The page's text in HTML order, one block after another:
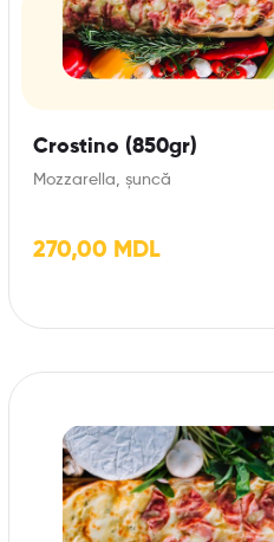
Crostino (850gr)
Mozzarella, șuncă
270,00 MDL